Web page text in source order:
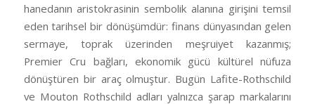
hanedanın aristokrasinin sembolik alanına girişini temsil
eden tarihsel bir dönüşümdür: finans dünyasından gelen
sermaye, toprak üzerinden meşruiyet kazanmış;
Premier Cru bağları, ekonomik gücü kültürel nüfuza
dönüştüren bir araç olmuştur. Bugün Lafite-Rothschild
ve Mouton Rothschild adları yalnızca şarap markalarını